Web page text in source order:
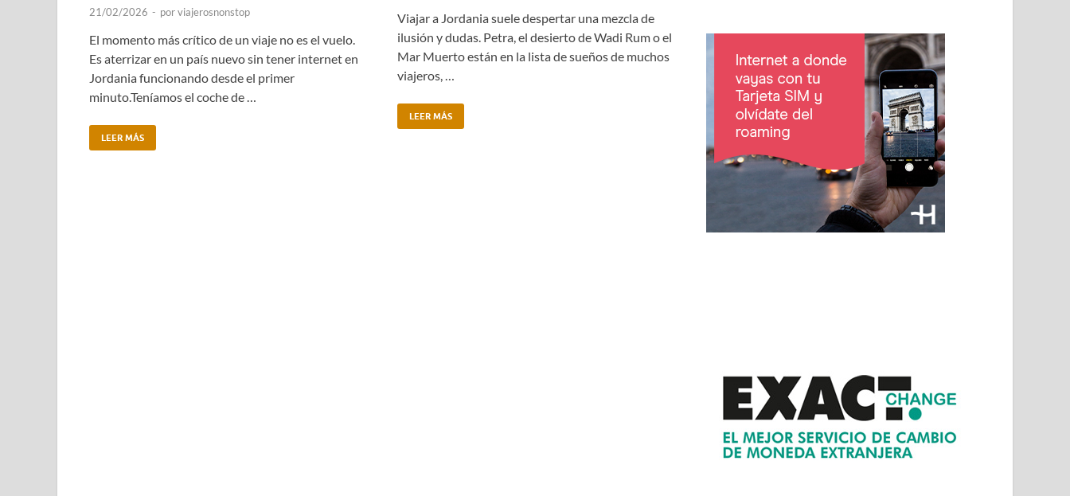
21/02/2026 - porviajerosnonstop
El momento más crítico de un viaje no es el vuelo.
Es aterrizar en un país nuevo sin tener internet en
Jordania funcionando desde el primer
minuto.Teníamos el coche de …
LEER MÁS
Viajar a Jordania suele despertar una mezcla de
ilusión y dudas. Petra, el desierto de Wadi Rum o el
Mar Muerto están en la lista de sueños de muchos
viajeros, …
LEER MÁS